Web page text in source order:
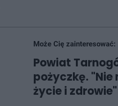
Może Cię zainteresować:
Powiat
pożyczkę. "Nie
życie i zdrowie"